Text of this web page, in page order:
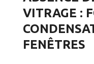
VITRAGE :
FENÊTRES